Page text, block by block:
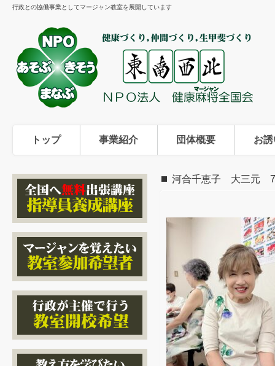
行政との協働事業としてマージャン教室を展開しています
トップ 事業紹介 団体概要 お
河合千恵子 大三元